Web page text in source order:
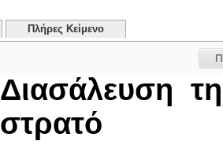
Πλήρες Κείμενο
Διασάλευση
στρατό